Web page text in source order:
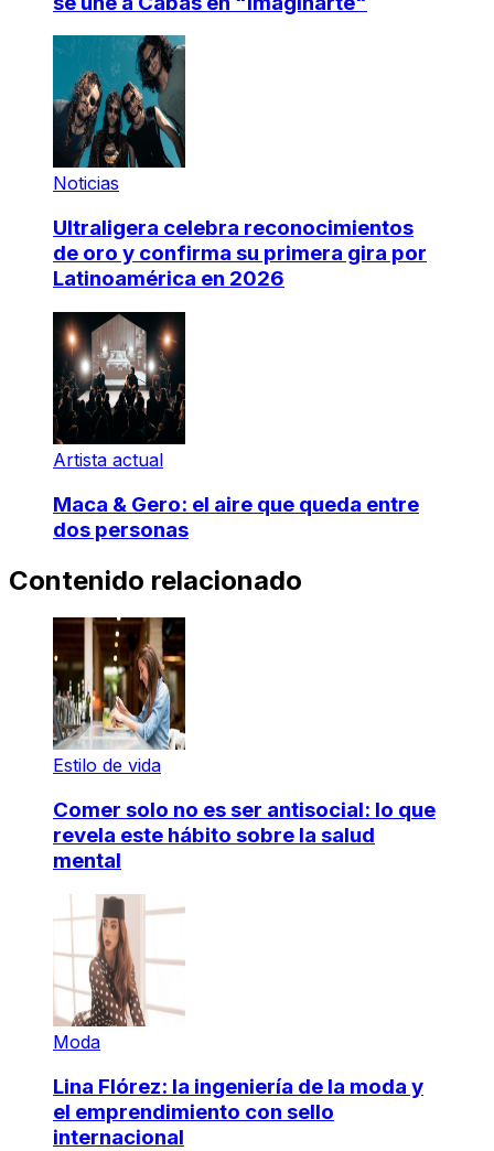
Noticias
Ultraligera celebra reconocimientos
de oro y confirma su primera gira por
Latinoamérica en 2026
Artista actual
Maca & Gero: el aire que queda entre
dos personas
Contenido relacionado
Estilo de vida
Comer solo no es ser antisocial: lo que
revela este hábito sobre la salud
mental
Moda
Lina Flórez: la ingeniería de la moda y
el emprendimiento con sello
internacional